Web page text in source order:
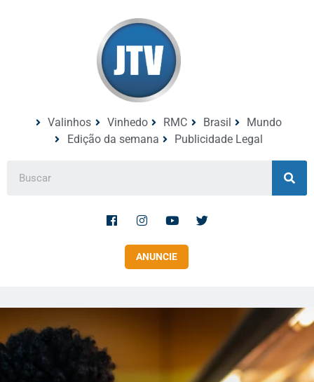
Valinhos Vinhedo RMC Brasil
Mundo
Edição da semana
Publicidade Legal
ANUNCIE